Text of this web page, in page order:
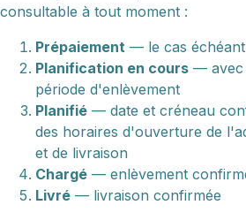
consultable à tout moment :
Prépaiement — le cas échéant
Planification en cours — avec
période d'enlèvement
Planifié — date et créneau
des horaires d'ouverture de
et de livraison
Chargé — enlèvement
Livré — livraison confirmée